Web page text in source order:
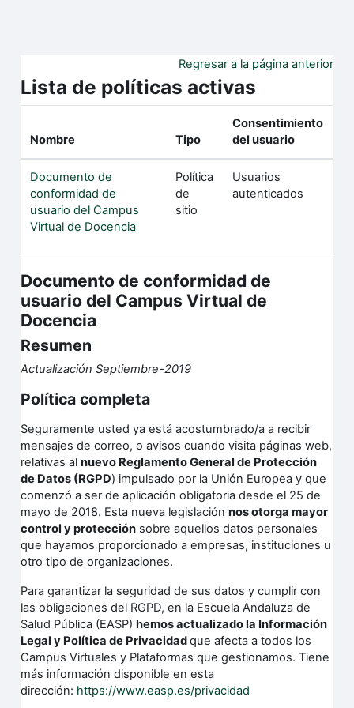
Regresar a la página anterior
Lista de políticas activas
Nombre Tipo
Consentimiento
del usuario
Documento de
conformidad de
usuario del Campus
Virtual de Docencia
Política
de
sitio
Usuarios
autenticados
Documento de conformidad de
usuario del Campus Virtual de
Docencia
Resumen
Actualización Septiembre-2019
Política completa
Seguramente usted ya está acostumbrado/a a recibir
mensajes de correo, o avisos cuando visita páginas web,
relativas alnuevo Reglamento General de Protección
de Datos (RGPD) impulsado por la Unión Europea y que
comenzó a ser de aplicación obligatoria desde el 25 de
mayo de 2018. Esta nueva legislaciónnos otorga mayor
control y protección sobre aquellos datos personales
que hayamos proporcionado a empresas, instituciones u
otro tipo de organizaciones.
Para garantizar la seguridad de sus datos y cumplir con
las obligaciones del RGPD, en la Escuela Andaluza de
Salud Pública (EASP)hemos actualizado la Información
Legal y Política de Privacidadque afecta a todos los
Campus Virtuales y Plataformas que gestionamos. Tiene
más información disponible en esta
dirección: https://www.easp.es/privacidad